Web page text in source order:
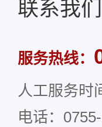
联系我们
服务热线：
人工服务时
电话：